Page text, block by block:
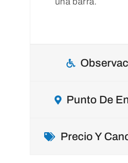
Punto De
Precio Y